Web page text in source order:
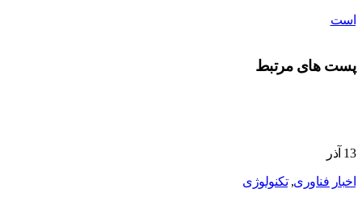
است
پست های مرتبط
13 آذر
اخبار فناوری,تکنولوژی